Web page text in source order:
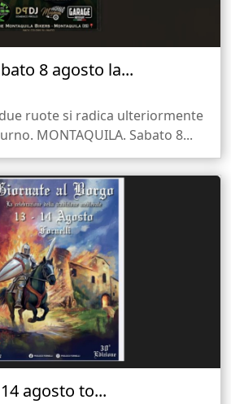
8 agosto la...
ruote si radica ulteriormente
MONTAQUILA. Sabato 8...
agosto to...